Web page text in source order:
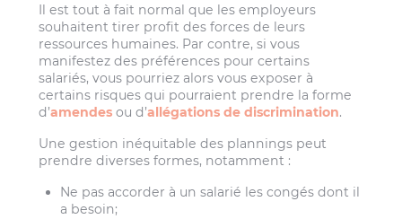
Il est tout à fait normal que les employeurs
souhaitent tirer profit des forces de leurs
ressources humaines. Par contre, si vous
manifestez des préférences pour certains
salariés, vous pourriez alors vous exposer à
certains risques qui pourraient prendre la forme
d’amendes ou d’allégations de discrimination.
Une gestion inéquitable des plannings peut
prendre diverses formes, notamment :
Ne pas accorder à un salarié les congés dont il
a besoin;